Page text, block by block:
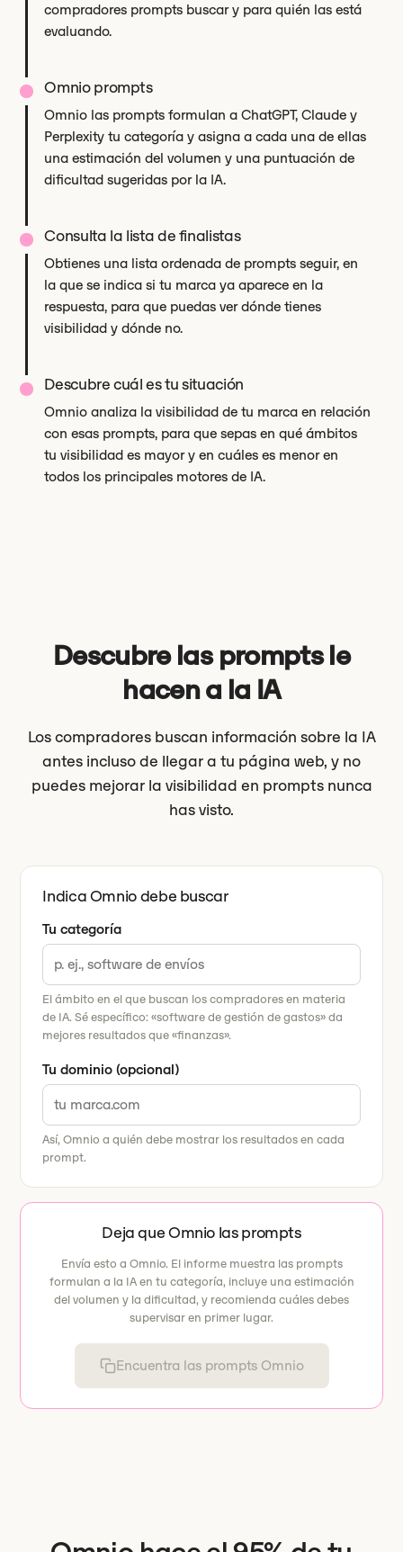
compradores prompts buscar y para quién las está
evaluando.
Omnio prompts
Omnio las prompts formulan a ChatGPT, Claude y
Perplexity tu categoría y asigna a cada una de ellas
una estimación del volumen y una puntuación de
dificultad sugeridas por la IA.
Consulta la lista de finalistas
Obtienes una lista ordenada de prompts seguir, en
la que se indica si tu marca ya aparece en la
respuesta, para que puedas ver dónde tienes
visibilidad y dónde no.
Descubre cuál es tu situación
Omnio analiza la visibilidad de tu marca en relación
con esas prompts, para que sepas en qué ámbitos
tu visibilidad es mayor y en cuáles es menor en
todos los principales motores de IA.
Descubre las prompts le
hacen a la IA
Los compradores buscan información sobre la IA
antes incluso de llegar a tu página web, y no
puedes mejorar la visibilidad en prompts nunca
has visto.
Indica Omnio debe buscar
Tu categoría
El ámbito en el que buscan los compradores en materia
de IA. Sé específico: «software de gestión de gastos» da
mejores resultados que «finanzas».
Tu dominio (opcional)
Así, Omnio a quién debe mostrar los resultados en cada
prompt.
Deja que Omnio las prompts
Envía esto a Omnio. El informe muestra las prompts
formulan a la IA en tu categoría, incluye una estimación
del volumen y la dificultad, y recomienda cuáles debes
supervisar en primer lugar.
Encuentra las prompts Omnio